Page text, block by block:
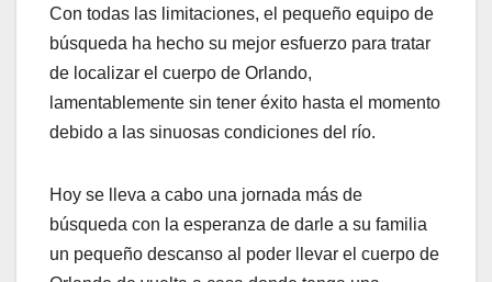
Con todas las limitaciones, el pequeño equipo de
búsqueda ha hecho su mejor esfuerzo para tratar
de localizar el cuerpo de Orlando,
lamentablemente sin tener éxito hasta el momento
debido a las sinuosas condiciones del río.
Hoy se lleva a cabo una jornada más de
búsqueda con la esperanza de darle a su familia
un pequeño descanso al poder llevar el cuerpo de